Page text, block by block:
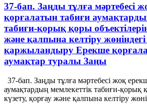
37-бап. Заңды тұлға мәртебесi
қорғалатын табиғи
табиғи-қорық қоры
және қалпына келтiру
қаржыландыру Ерекше
аумақтар туралы Заңы
37-бап. Заңды тұлға мәртебесi жоқ
аумақтардың мемлекеттiк табиғи-қорық
күзету, қорғау және қалпына келтiру